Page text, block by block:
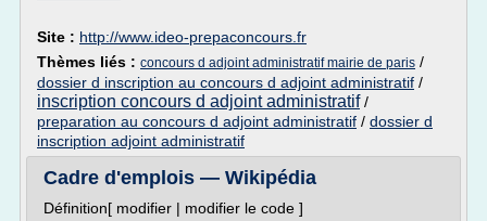
Site : http://www.ideo-prepaconcours.fr
Thèmes liés : concours d adjoint administratif mairie de paris /
dossier d inscription au concours d adjoint administratif /
inscription concours d adjoint administratif/
preparation au concours d adjoint administratif / dossier d
inscription adjoint administratif
Cadre d'emplois — Wikipédia
Définition[ modifier | modifier le code ]